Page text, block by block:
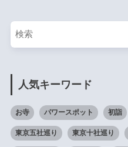
人気キーワード
お寺 パワースポット 初詣
東京五社巡り 東京十社巡り